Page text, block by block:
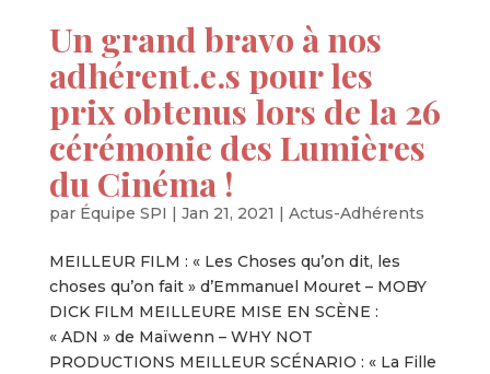
Un grand bravo à nos
adhérent.e.s pour les
prix obtenus lors de la 26
cérémonie des Lumières
du Cinéma !
par Équipe SPI | Jan 21, 2021 | Actus-Adhérents
MEILLEUR FILM : « Les Choses qu’on dit, les
choses qu’on fait » d’Emmanuel Mouret – MOBY
DICK FILM MEILLEURE MISE EN SCÈNE :
« ADN » de Maïwenn – WHY NOT
PRODUCTIONS MEILLEUR SCÉNARIO : « La Fille